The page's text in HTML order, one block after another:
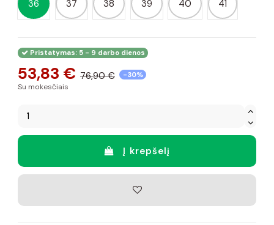
36 37 38 39 40 41
Pristatymas: 5 - 9 darbo dienos
53,83 € 76,90 € -30%
Su mokesčiais
Į krepšelį